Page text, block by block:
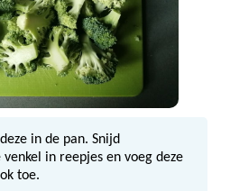
in de pan. Snijd
venkel in reepjes en voeg deze
toe.